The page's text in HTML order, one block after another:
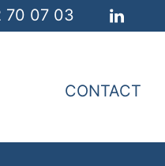
70 07 03
CONTACT